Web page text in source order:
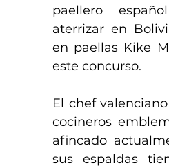
paellero
aterrizar en
en paellas Kike
este concurso.
El chef
cocineros
afincado
sus espaldas